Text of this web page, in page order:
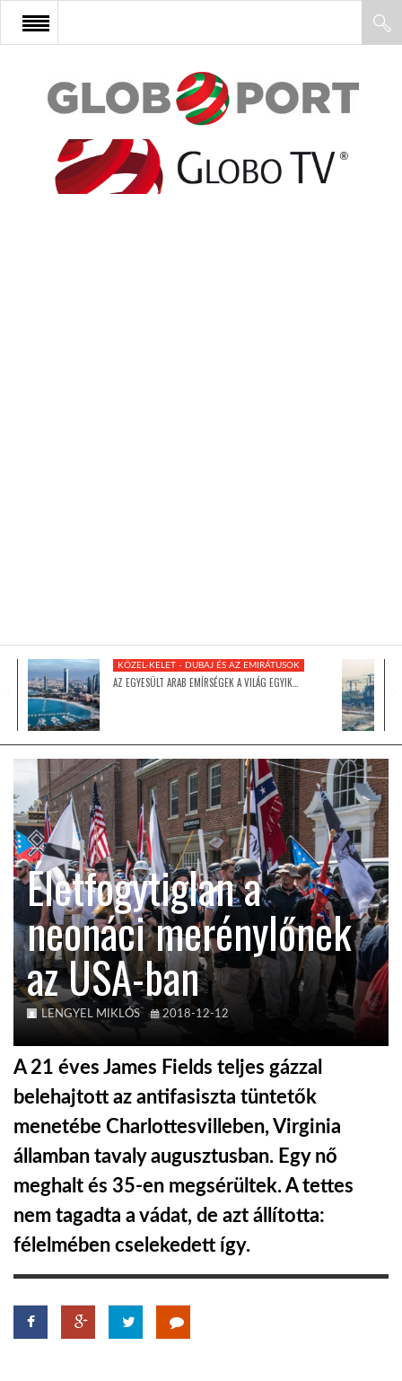
FŐOLDAL
AFRIKA
GLOBOTV BP
HÍR3D
TROPICALMAGAZIN
GLOBOTV
AFRIKA TUDÁSTÁR
A NAP SZÉPE
LINKTR.EE
GLOBOZSARU
DOBRAVERO.HU
LATIMO.HU
GLOBOBOOK
KÖZEL-KELET - DUBAJ ÉS AZ EMIRÁTUSOK
AZ EGYESÜLT ARAB EMÍRSÉGEK A VILÁG EGYIK…
Életfogytiglan a
neonáci merénylőnek
az USA-ban
LENGYEL MIKLÓS 2018-12-12
A 21 éves James Fields teljes gázzal
belehajtott az antifasiszta tüntetők
menetébe Charlottesvilleben, Virginia
államban tavaly augusztusban. Egy nő
meghalt és 35-en megsérültek. A tettes
nem tagadta a vádat, de azt állította:
félelmében cselekedett így.